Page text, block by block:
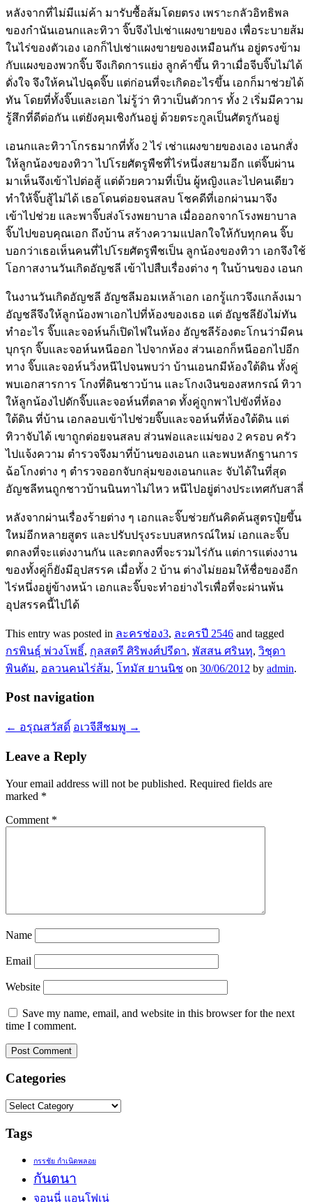
หลังจากที่ไม่มีแม่ค้า มารับซื้อส้มโดยตรง เพราะกลัวอิทธิพล
ของกำนันเอนกและทิวา จิ๊บจึงไปเช่าแผงขายของ เพื่อระบายส้ม
ในไร่ของตัวเอง เอกก็ไปเช่าแผงขายของเหมือนกัน อยู่ตรงข้าม
กับแผงของพวกจิ๊บ จึงเกิดการแย่ง ลูกค้าขึ้น ทิวาเมื่อจีบจิ๊บไม่ได้
ดั่งใจ จึงให้คนไปฉุดจิ๊บ แต่ก่อนที่จะเกิดอะไรขึ้น เอกก็มาช่วยได้
ทัน โดยที่ทั้งจิ๊บและเอก ไม่รู้ว่า ทิวาเป็นตัวการ ทั้ง 2 เริ่มมีความ
รู้สึกที่ดีต่อกัน แต่ยังคุมเชิงกันอยู่ ด้วยตระกูลเป็นศัตรูกันอยู่
เอนกและทิวาโกรธมากที่ทั้ง 2 ไร่ เช่าแผงขายของเอง เอนกสั่ง
ให้ลูกน้องของทิวา ไปโรยศัตรูพืชที่ไร่หนึ่งสยามอีก แต่จิ๊บผ่าน
มาเห็นจึงเข้าไปต่อสู้ แต่ด้วยความที่เป็น ผู้หญิงและไปคนเดียว
ทำให้จิ๊บสู้ไม่ได้ เธอโดนต่อยจนสลบ โชคดีที่เอกผ่านมาจึง
เข้าไปช่วย และพาจิ๊บส่งโรงพยาบาล เมื่อออกจากโรงพยาบาล
จิ๊บไปขอบคุณเอก ถึงบ้าน สร้างความแปลกใจให้กับทุกคน จิ๊บ
บอกว่าเธอเห็นคนที่ไปโรยศัตรูพืชเป็น ลูกน้องของทิวา เอกจึงใช้
โอกาสงานวันเกิดอัญชลี เข้าไปสืบเรื่องต่าง ๆ ในบ้านของ เอนก
ในงานวันเกิดอัญชลี อัญชลีมอมเหล้าเอก เอกรู้แกวจึงแกล้งเมา
อัญชลีจึงให้ลูกน้องพาเอกไปที่ห้องของเธอ แต่ อัญชลียังไม่ทัน
ทำอะไร จิ๊บและจอห์นก็เปิดไฟในห้อง อัญชลีร้องตะโกนว่ามีคน
บุกรุก จิ๊บและจอห์นหนีออก ไปจากห้อง ส่วนเอกก็หนีออกไปอีก
ทาง จิ๊บและจอห์นวิ่งหนีไปจนพบว่า บ้านเอนกมีห้องใต้ดิน ทั้งคู่
พบเอกสารการ โกงที่ดินชาวบ้าน และโกงเงินของสหกรณ์ ทิวา
ให้ลูกน้องไปดักจิ๊บและจอห์นที่ตลาด ทั้งคู่ถูกพาไปขังที่ห้อง
ใต้ดิน ที่บ้าน เอกลอบเข้าไปช่วยจิ๊บและจอห์นที่ห้องใต้ดิน แต่
ทิวาจับได้ เขาถูกต่อยจนสลบ ส่วนพ่อและแม่ของ 2 ครอบ ครัว
ไปแจ้งความ ตำรวจจึงมาที่บ้านของเอนก และพบหลักฐานการ
ฉ้อโกงต่าง ๆ ตำรวจออกจับกลุ่มของเอนกและ จับได้ในที่สุด
อัญชลีทนถูกชาวบ้านนินทาไม่ไหว หนีไปอยู่ต่างประเทศกับสาลี่
หลังจากผ่านเรื่องร้ายต่าง ๆ เอกและจิ๊บช่วยกันคิดค้นสูตรปุ๋ยขึ้น
ใหม่อีกหลายสูตร และปรับปรุงระบบสหกรณ์ใหม่ เอกและจิ๊บ
ตกลงที่จะแต่งงานกัน และตกลงที่จะรวมไร่กัน แต่การแต่งงาน
ของทั้งคู่ก็ยังมีอุปสรรค เมื่อทั้ง 2 บ้าน ต่างไม่ยอมให้ชื่อของอีก
ไร่หนึ่งอยู่ข้างหน้า เอกและจิ๊บจะทำอย่างไรเพื่อที่จะผ่านพ้น
อุปสรรคนี้ไปได้
This entry was posted in ละครช่อง3, ละครปี 2546 and tagged
กรพินธุ์ พ่วงโพธิ์, กุลสตรี ศิริพงศ์ปรีดา, พัสสน ศรินทุ, วิชุดา
พินดัม, อลวนคนไร่ส้ม, โทมัส ยานนิช on 30/06/2012 by admin.
Post navigation
← อรุณสวัสดิ์ อเวจีสีชมพู →
Leave a Reply
Your email address will not be published. Required fields are
marked *
Comment *
Name
Email
Website
Save my name, email, and website in this browser for the next
time I comment.
Categories
Categories
Tags
กรรชัย กำเนิดพลอย
กันตนา
จอนนี่ แอนโฟเน่